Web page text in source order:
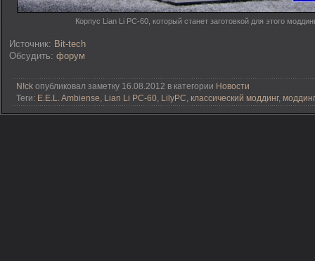
Корпус Lian Li PC-60, который станет заготовкой для этого
Источник: Bit-tech
Обсудить: форум
N!ck опубликовал заметку 16.08.2012 в категории Новости
Теги: E.E.L. Ambiense, Lian Li PC-60, LilyPC, классический моддинг,